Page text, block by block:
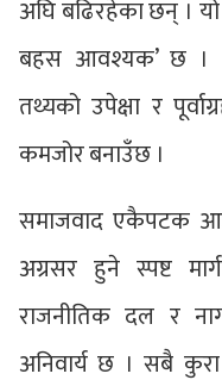
अघि बढिरहेका छन् ।
बहस आवश्यक’ छ ।
तथ्यको उपेक्षा र
कमजोर बनाउँछ ।
समाजवाद एकैपटक
अग्रसर हुने स्पष्ट
राजनीतिक दल र
अनिवार्य छ । सबै